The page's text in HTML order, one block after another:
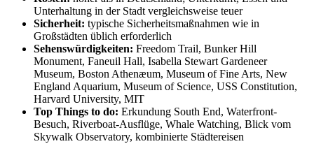
Unterhaltung in der Stadt vergleichsweise teuer
Sicherheit: typische Sicherheitsmaßnahmen wie in
Großstädten üblich erforderlich
Sehenswürdigkeiten: Freedom Trail, Bunker Hill
Monument, Faneuil Hall, Isabella Stewart Gardeneer
Museum, Boston Athenæum, Museum of Fine Arts, New
England Aquarium, Museum of Science, USS Constitution,
Harvard University, MIT
Top Things to do: Erkundung South End, Waterfront-
Besuch, Riverboat-Ausflüge, Whale Watching, Blick vom
Skywalk Observatory, kombinierte Städtereisen